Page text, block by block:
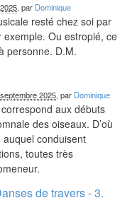
, par Dominique
resté chez soi par
exemple. Ou estropié, ce
personne. D.M.
2025, par Dominique
aux débuts
des oiseaux. D’où
conduisent
toutes très
de travers - 3.